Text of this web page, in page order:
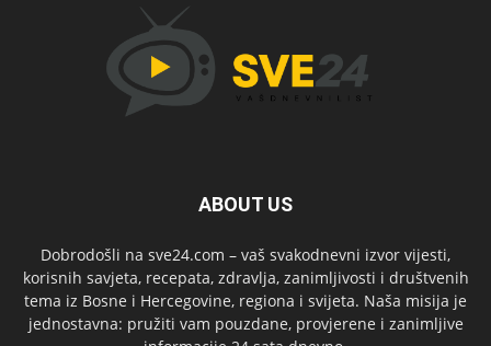
ABOUT US
Dobrodošli na sve24.com – vaš svakodnevni izvor vijesti,
korisnih savjeta, recepata, zdravlja, zanimljivosti i društvenih
tema iz Bosne i Hercegovine, regiona i svijeta. Naša misija je
jednostavna: pružiti vam pouzdane, provjerene i zanimljive